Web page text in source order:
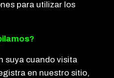
para utilizar los
suya cuando visita
en nuestro sitio,